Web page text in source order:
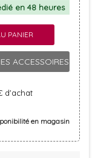
en 48 heures
PANIER
ACCESSOIRES
d'achat
en magasin